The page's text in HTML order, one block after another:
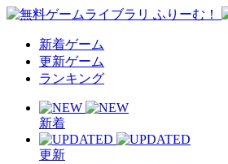
新着ゲーム
更新ゲーム
ランキング
新着
更新